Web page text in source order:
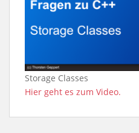
Storage Classes
Hier geht es zum Video.